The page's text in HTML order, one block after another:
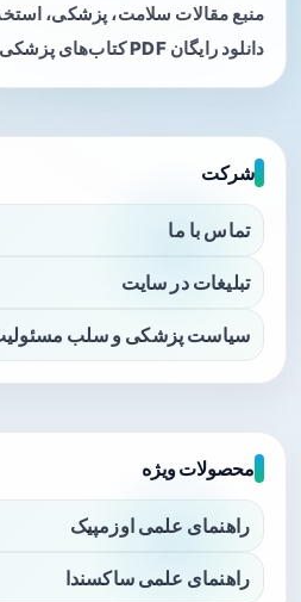
منبع مقالات سلامت، پزشکی،
دانلود رایگان PDF کتاب‌های پزشکی.
شرکت
تماس با ما
تبلیغات در سایت
سیاست پزشکی و سلب
محصولات ویژه
راهنمای علمی اوزمپیک
راهنمای علمی ساکسندا